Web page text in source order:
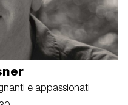
e appassionati